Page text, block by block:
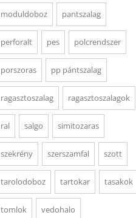
moduldoboz pantszalag
perforalt pes polcrendszer
porszoras pp pántszalag
ragasztoszalag ragasztoszalagok
ral salgo simitozaras
szekrény szerszamfal szott
tarolodoboz tartokar tasakok
tomlok vedohalo